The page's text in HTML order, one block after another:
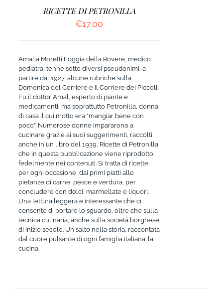
RICETTE DI PETRONILLA
€17.00
Amalia Moretti Foggia della Rovere, medico
pediatra, tenne sotto diversi pseudonimi, a
partire dal 1927, alcune rubriche sulla
Domenica del Corriere e Il Corriere dei Piccoli.
Fu il dottor Amal, esperto di piante e
medicamenti, ma soprattutto Petronilla, donna
di casa il cui motto era “mangiar bene con
poco”. Numerose donne impararono a
cucinare grazie ai suoi suggerimenti, raccolti
anche in un libro del 1939, Ricette di Petronilla
che in questa pubblicazione viene riprodotto
fedelmente nei contenuti. Si tratta di ricette
per ogni occasione, dai primi piatti alle
pietanze di carne, pesce e verdura, per
concludere con dolci, marmellate e liquori.
Una lettura leggera e interessante che ci
consente di portare lo sguardo, oltre che sulla
tecnica culinaria, anche sulla società borghese
di inizio secolo. Un salto nella storia, raccontata
dal cuore pulsante di ogni famiglia italiana: la
cucina.